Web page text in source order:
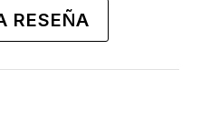
options
RESEÑA